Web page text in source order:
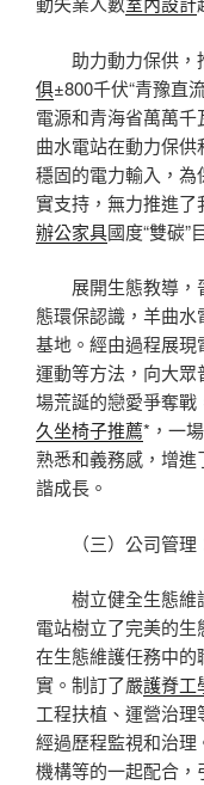
助力動力保供
俱±800千伏“青豫直
電源和青海省萬萬
曲水電站在動力保
穩固的電力輸入，
實支持，無力推進
辦公家具國度“雙碳”
展開生態教導
態環保認識，羊曲
基地。經由過程展
運動等方法，向大
場荒誕的戀愛爭奪
久坐椅子推薦*，一
熟悉和義務感，增
諧成長。
（三）公司管
樹立健全生態維
電站樹立了完美的
在生態維護任務中
實。制訂了嚴護脊工
工程扶植、運營治
經過歷程監視和治
機構等的一起配合